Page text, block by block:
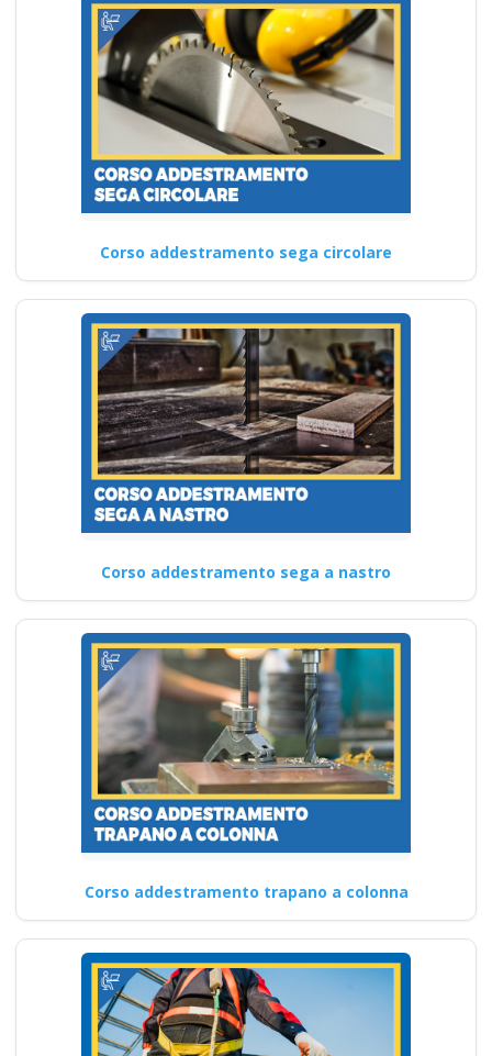
Corso addestramento sega circolare
Corso addestramento sega a nastro
Corso addestramento trapano a colonna